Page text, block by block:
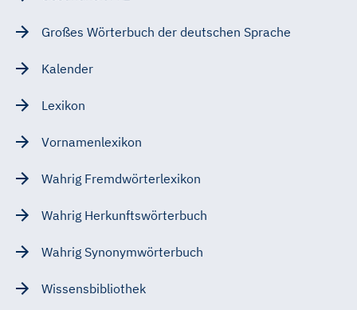
Großes Wörterbuch der deutschen Sprache
Kalender
Lexikon
Vornamenlexikon
Wahrig Fremdwörterlexikon
Wahrig Herkunftswörterbuch
Wahrig Synonymwörterbuch
Wissensbibliothek